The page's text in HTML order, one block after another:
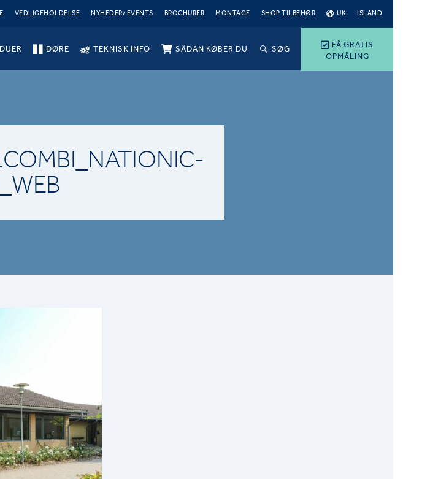
VEDLIGEHOLDELSE NYHEDER/ EVENTS BROCHURER MONTAGE SHOP TILBEHØR UK ISLAND
FÅ GRATIS
OPMÅLING
DØRE TEKNISK INFO SÅDAN KØBER DU SØG